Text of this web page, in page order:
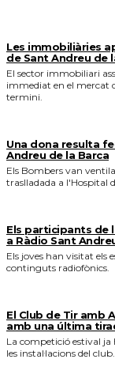
Les immobiliàries
de Sant Andreu de
El sector immobiliari
immediat en el mercat
termini.
Una dona resulta
Andreu de la Barca
Els Bombers van
traslladada a l'Hospital
Els participants de
a Ràdio Sant
Els joves han visitat els
continguts radiofònics.
El Club de Tir amb
amb una última
La competició estival
les instal·lacions del club.